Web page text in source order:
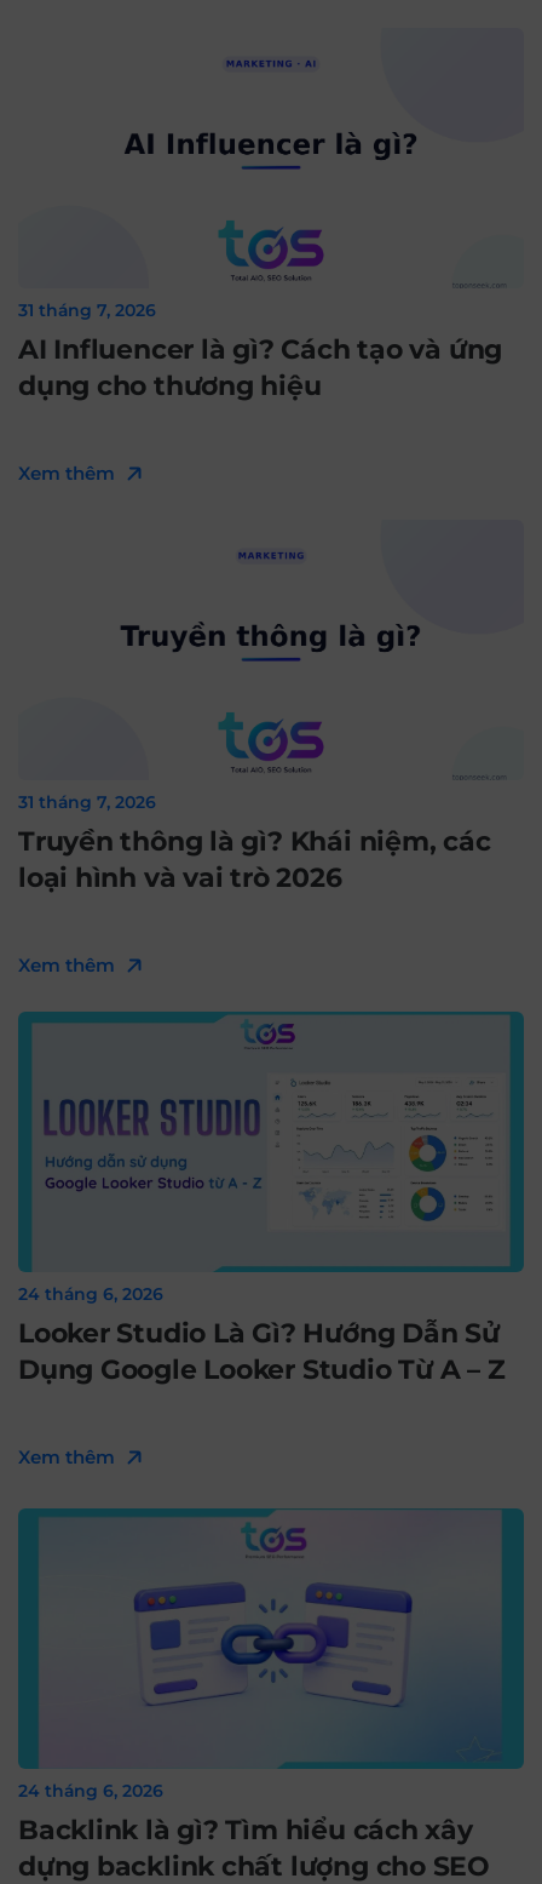
31 tháng 7, 2026
AI Influencer là gì? Cách tạo và ứng
dụng cho thương hiệu
Xem thêm
31 tháng 7, 2026
Truyền thông là gì? Khái niệm, các
loại hình và vai trò 2026
Xem thêm
24 tháng 6, 2026
Looker Studio Là Gì? Hướng Dẫn Sử
Dụng Google Looker Studio Từ A – Z
Xem thêm
24 tháng 6, 2026
Backlink là gì? Tìm hiểu cách xây
dựng backlink chất lượng cho SEO